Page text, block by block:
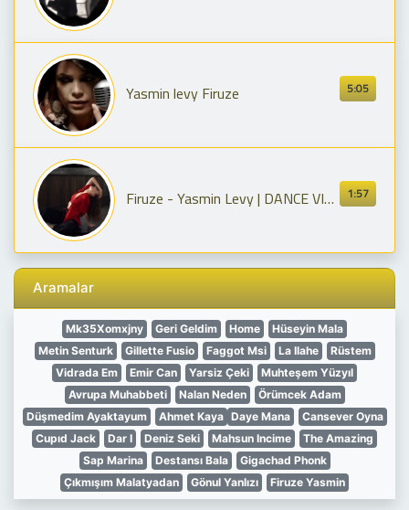
5:05
Yasmin levy Firuze
1:57
Firuze - Yasmin Levy | DANCE VIDEO
Aramalar
Mk35Xomxjny Geri Geldim Home
Hüseyin Mala
Metin Senturk
Gillette Fusio Faggot Msi La Ilahe
Rüstem
Vidrada Em
Emir Can Yarsiz Çeki
Muhteşem Yüzyıl
Avrupa Muhabbeti
Nalan Neden
Örümcek Adam
Düşmedim Ayaktayum
Ahmet Kaya Daye Mana
Cansever Oyna
Cupıd Jack
Dar I Deniz Seki Mahsun Incime
The Amazing
Sap Marina
Destansı Bala
Gigachad Phonk
Çıkmışım Malatyadan
Gönul Yanlızı Firuze Yasmin